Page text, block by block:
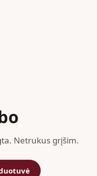
Netrukus grįšim.